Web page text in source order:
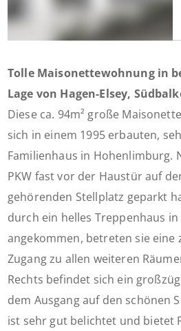
Tolle Maisonettewohnung in
Lage von Hagen-Elsey,
Diese ca. 94m² große
sich in einem 1995 erbauten,
Familienhaus in Hohenlimburg.
PKW fast vor der Haustür auf
gehörenden Stellplatz geparkt
durch ein helles Treppenhaus
angekommen, betreten sie eine
Zugang zu allen weiteren
Rechts befindet sich ein
dem Ausgang auf den schönen
ist sehr gut belichtet und bietet